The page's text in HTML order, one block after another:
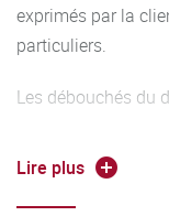
exprimés par la
particuliers.
Les débouchés du
-Conseillers en
Lire plus